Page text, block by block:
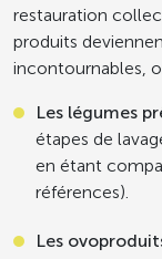
restauration
produits
incontournables,
Les légumes
étapes de
en étant
références).
Les